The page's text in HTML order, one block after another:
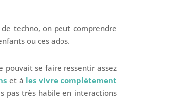
techno, on peut comprendre
ou ces ados.
pouvait se faire ressentir assez
et à les vivre complètement
pas très habile en interactions